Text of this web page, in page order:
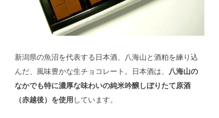
新潟県の魚沼を代表する日本酒、八海山と酒粕を練り込
んだ、風味豊かな生チョコレート。日本酒は、
八海山の
なかでも特に濃厚な味わいの純米吟醸しぼりたて原酒
（赤越後）を使用 しています。